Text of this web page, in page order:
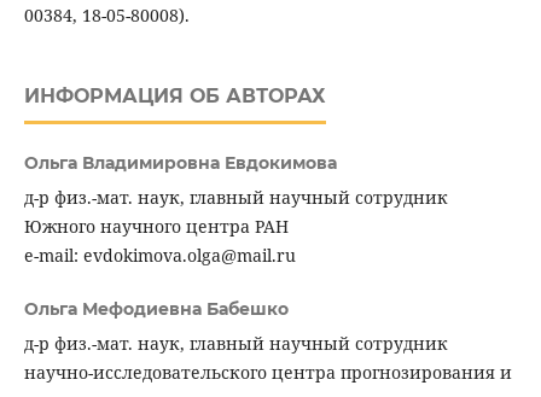
00384, 18-05-80008).
ИНФОРМАЦИЯ ОБ АВТОРАХ
Ольга Владимировна Евдокимова
д-р физ.-мат. наук, главный научный сотрудник
Южного научного центра РАН
e-mail: evdokimova.olga@mail.ru
Ольга Мефодиевна Бабешко
д-р физ.-мат. наук, главный научный сотрудник
научно-исследовательского центра прогнозирования и